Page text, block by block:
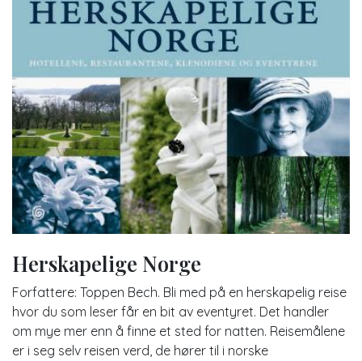
Herskapelige Norge
Forfattere: Toppen Bech. Bli med på en herskapelig reise
hvor du som leser får en bit av eventyret. Det handler
om mye mer enn å finne et sted for natten. Reisemålene
er i seg selv reisen verd, de hører til i norske